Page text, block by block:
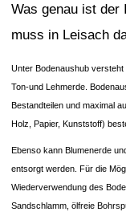
Was genau ist der
muss in Leisach
Unter Bodenaushub versteht
Ton-und Lehmerde.
Bestandteilen und maximal
Holz, Papier, Kunststoff)
Ebenso kann Blumenerde
entsorgt werden. Für die
Wiederverwendung des
Sandschlamm, ölfreie